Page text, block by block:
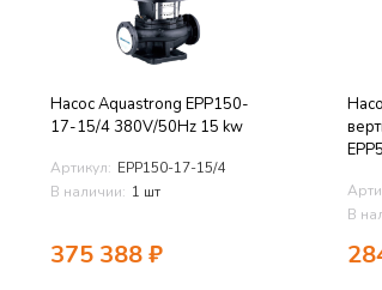
Насос Aquastrong EPP150-
17-15/4 380V/50Hz 15 kw
Артикул: EPP150-17-15/4
В наличии: 1 шт
375 388₽
В